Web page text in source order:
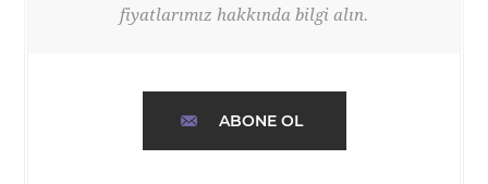
fiyatlarımız hakkında bilgi alın.
ABONE OL